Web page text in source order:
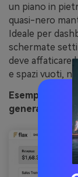
un piano in
quasi-nero
Ideale per
schermate
deve affaticare
e spazi vuoti,
Esempio di
generato